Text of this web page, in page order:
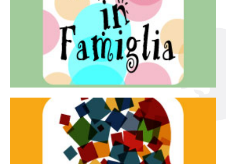
Teatro in famiglia
Teatro In Famiglia è una rassegna di teatro concepita
per far condividere e godere del teatro all’intera
famiglia.
Continua